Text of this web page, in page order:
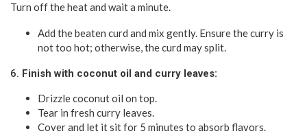
Turn off the heat and wait a minute.
Add the beaten curd and mix gently. Ensure the curry is
not too hot; otherwise, the curd may split.
6. Finish with coconut oil and curry leaves:
Drizzle coconut oil on top.
Tear in fresh curry leaves.
Cover and let it sit for 5 minutes to absorb flavors.